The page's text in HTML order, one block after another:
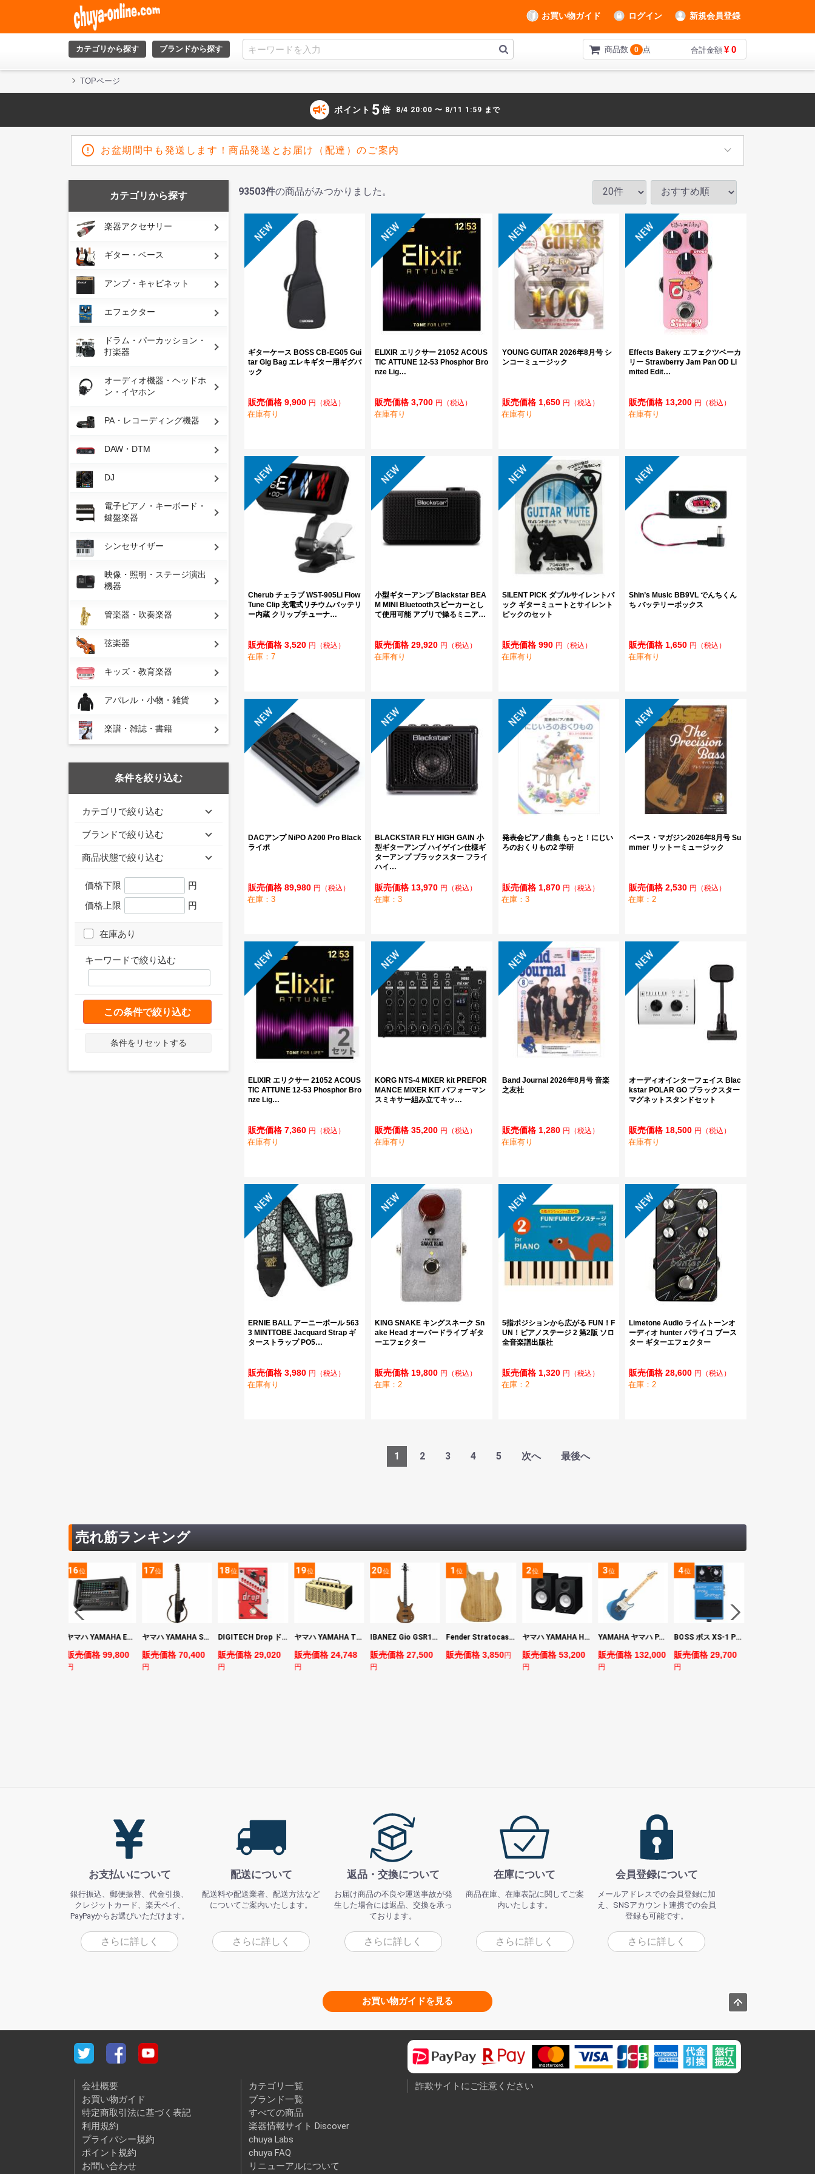
お買い物ガイド ログイン 新規会員登録
カテゴリから探す ブランドから探す 商品数 0 点 合計金額 ¥ 0
TOPページ
campaign ポイント 5 倍 8/4 20:00 〜 8/11 1:59 まで
お盆期間中も発送します！商品発送とお届け（配達）のご案内
カテゴリから探す
楽器アクセサリー
ギター・ベース
アンプ・キャビネット
エフェクター
ドラム・パーカッション・
打楽器
オーディオ機器・ヘッドホ
ン・イヤホン
PA・レコーディング機器
DAW・DTM
DJ
電子ピアノ・キーボード・
鍵盤楽器
シンセサイザー
映像・照明・ステージ演出
機器
管楽器・吹奏楽器
弦楽器
キッズ・教育楽器
アパレル・小物・雑貨
楽譜・雑誌・書籍
条件を絞り込む
カテゴリで絞り込む
ブランドで絞り込む
商品状態で絞り込む
価格下限
円
価格上限
円
在庫あり
キーワードで絞り込む
この条件で絞り込む
条件をリセットする
93503件の商品がみつかりました。
ギターケース BOSS CB-EG05 Gui
tar Gig Bag エレキギター用ギグバ
ック
販売価格 9,900 円 （税込）
在庫有り
ELIXIR エリクサー 21052 ACOUS
TIC ATTUNE 12-53 Phosphor Bro
nze Lig…
販売価格 3,700 円 （税込）
在庫有り
YOUNG GUITAR 2026年8月号 シ
ンコーミュージック
販売価格 1,650 円 （税込）
在庫有り
Effects Bakery エフェクツベーカ
リー Strawberry Jam Pan OD Li
mited Edit…
販売価格 13,200 円 （税込）
在庫有り
Cherub チェラブ WST-905Li Flow
Tune Clip 充電式リチウムバッテリ
ー内蔵 クリップチューナ…
販売価格 3,520 円 （税込）
在庫：7
小型ギターアンプ Blackstar BEA
M MINI Bluetoothスピーカーとし
て使用可能 アプリで操るミニア…
販売価格 29,920 円 （税込）
在庫有り
SILENT PICK ダブルサイレントパ
ック ギターミュートとサイレント
ピックのセット
販売価格 990 円 （税込）
在庫有り
Shin’s Music BB9VL でんちくん
ち バッテリーボックス
販売価格 1,650 円 （税込）
在庫有り
DACアンプ NiPO A200 Pro Black
ライポ
販売価格 89,980 円 （税込）
在庫：3
BLACKSTAR FLY HIGH GAIN 小
型ギターアンプ ハイゲイン仕様ギ
ターアンプ ブラックスター フライ
ハイ…
販売価格 13,970 円 （税込）
在庫：3
発表会ピアノ曲集 もっと！にじい
ろのおくりもの2 学研
販売価格 1,870 円 （税込）
在庫：3
ベース・マガジン2026年8月号 Su
mmer リットーミュージック
販売価格 2,530 円 （税込）
在庫：2
ELIXIR エリクサー 21052 ACOUS
TIC ATTUNE 12-53 Phosphor Bro
nze Lig…
販売価格 7,360 円 （税込）
在庫有り
KORG NTS-4 MIXER kit PREFOR
MANCE MIXER KIT パフォーマン
スミキサー組み立てキッ…
販売価格 35,200 円 （税込）
在庫有り
Band Journal 2026年8月号 音楽
之友社
販売価格 1,280 円 （税込）
在庫有り
オーディオインターフェイス Blac
kstar POLAR GO ブラックスター
マグネットスタンドセット
販売価格 18,500 円 （税込）
在庫有り
ERNIE BALL アーニーボール 563
3 MINTTOBE Jacquard Strap ギ
ターストラップ PO5…
販売価格 3,980 円 （税込）
在庫有り
KING SNAKE キングスネーク Sn
ake Head オーバードライブ ギタ
ーエフェクター
販売価格 19,800 円 （税込）
在庫：2
5指ポジションから広がる FUN！F
UN！ピアノステージ 2 第2版 ソロ
全音楽譜出版社
販売価格 1,320 円 （税込）
在庫：2
Limetone Audio ライムトーンオ
ーディオ hunter パライコ ブース
ター ギターエフェクター
販売価格 28,600 円 （税込）
在庫：2
1 2 3 4 5 次へ 最後へ
売れ筋ランキング
16位
ヤマハ YAMAHA EMX7 12ch パワードミキサー
販売価格 99,800
円
17位
ヤマハ YAMAHA SLG200S TBL サイレントギター
販売価格 70,400
円
18位
DIGITECH Drop ドロップ・リチューニング・エフェクト
販売価格 29,020
円
19位
ヤマハ YAMAHA THR5 コンパクトギターアンプ 小型アンプ
販売価格 24,748
円
20位
IBANEZ Gio GSR180-LBF エレキベース
販売価格 27,500
円
1位
Fender Stratocaster Cutting Board カッティングボード（まな板）
販売価格 3,850円
2位
ヤマハ YAMAHA HS7 パワードスタジオモニタースピーカー×2本
販売価格 53,200
円
3位
YAMAHA ヤマハ PACS+12M SB Pacifica Standard Plus パシフィカスタンダードプラス エレキギター
販売価格 132,000
円
4位
BOSS ボス XS-1 Poly Shifter ギターエフェクター ピッチシフター
販売価格 29,700
円
お支払いについて
銀行振込、郵便振替、代金引換、
クレジットカード、楽天ペイ、
PayPayからお選びいただけます。
さらに詳しく
配送について
配送料や配送業者、配送方法など
についてご案内いたします。
さらに詳しく
返品・交換について
お届け商品の不良や運送事故が発
生した場合には返品、交換を承っ
ております。
さらに詳しく
在庫について
商品在庫、在庫表記に関してご案
内いたします。
さらに詳しく
会員登録について
メールアドレスでの会員登録に加
え、SNSアカウント連携での会員
登録も可能です。
さらに詳しく
お買い物ガイドを見る
会社概要
お買い物ガイド
特定商取引法に基づく表記
利用規約
プライバシー規約
ポイント規約
お問い合わせ
カテゴリ一覧
ブランド一覧
すべての商品
楽器情報サイト Discover
chuya Labs
chuya FAQ
リニューアルについて
詐欺サイトにご注意ください